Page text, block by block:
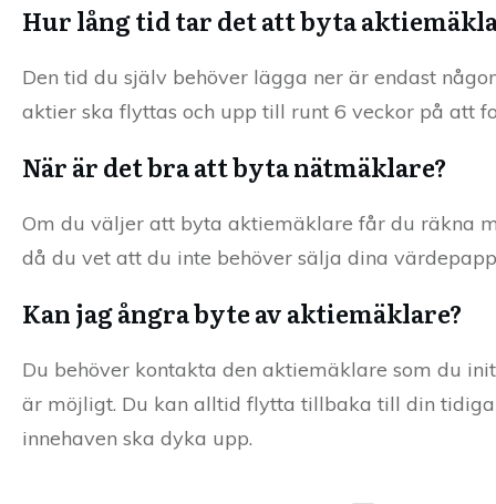
Hur lång tid tar det att byta
Den tid du själv behöver lägga ner är endast
aktier ska flyttas och upp till runt 6 veckor på att
När är det bra att byta nätmäklare?
Om du väljer att byta aktiemäklare får du räkna
då du vet att du inte behöver sälja dina
Kan jag ångra byte av aktiemäklare?
Du behöver kontakta den aktiemäklare som du
är möjligt. Du kan alltid flytta tillbaka till din
innehaven ska dyka upp.